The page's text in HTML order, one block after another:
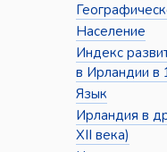
Население
Индекс
в Ирландии в
Язык
Ирландия в
XII века)